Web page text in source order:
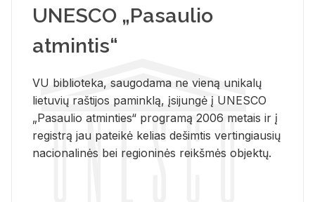
UNESCO „Pasaulio
atmintis“
VU biblioteka, saugodama ne vieną unikalų
lietuvių raštijos paminklą, įsijungė į UNESCO
„Pasaulio atminties“ programą 2006 metais ir į
registrą jau pateikė kelias dešimtis vertingiausių
nacionalinės bei regioninės reikšmės objektų.